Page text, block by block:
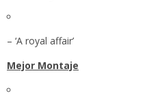
– ‘A royal affair’
Mejor Montaje